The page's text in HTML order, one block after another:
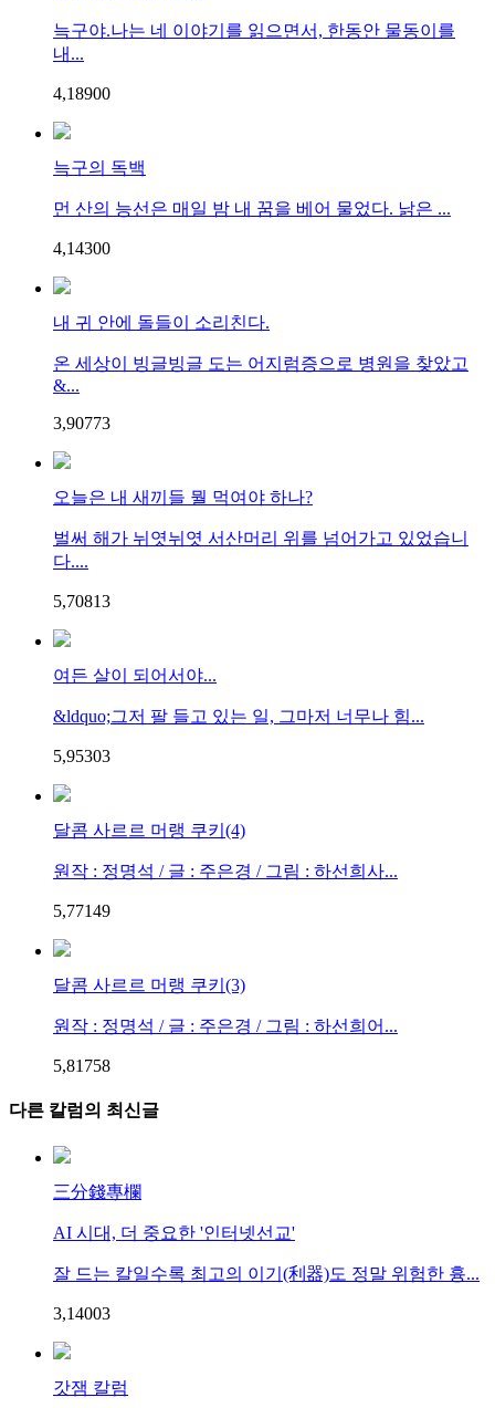
늑구야.나는 네 이야기를 읽으면서, 한동안 물동이를
내...
4,18900
늑구의 독백
먼 산의 능선은 매일 밤 내 꿈을 베어 물었다. 낡은 ...
4,14300
내 귀 안에 돌들이 소리친다.
온 세상이 빙글빙글 도는 어지럼증으로 병원을 찾았고
&...
3,90773
오늘은 내 새끼들 뭘 먹여야 하나?
벌써 해가 뉘엿뉘엿 서산머리 위를 넘어가고 있었습니
다....
5,70813
여든 살이 되어서야...
&ldquo;그저 팔 들고 있는 일, 그마저 너무나 힘...
5,95303
달콤 사르르 머랭 쿠키(4)
원작 : 정명석 / 글 : 주은경 / 그림 : 하선희사...
5,77149
달콤 사르르 머랭 쿠키(3)
원작 : 정명석 / 글 : 주은경 / 그림 : 하선희어...
5,81758
다른 칼럼의 최신글
三分錢專欄
AI 시대, 더 중요한 '인터넷선교'
잘 드는 칼일수록 최고의 이기(利器)도 정말 위험한 흉...
3,14003
갓잼 칼럼